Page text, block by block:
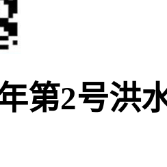
第2号洪